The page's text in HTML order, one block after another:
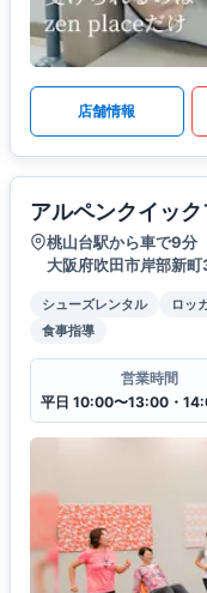
店舗情報
アルペンクイッ
桃山台駅から車で9分
大阪府吹田市岸部新
シューズレンタル ロッ
食事指導
営業時間